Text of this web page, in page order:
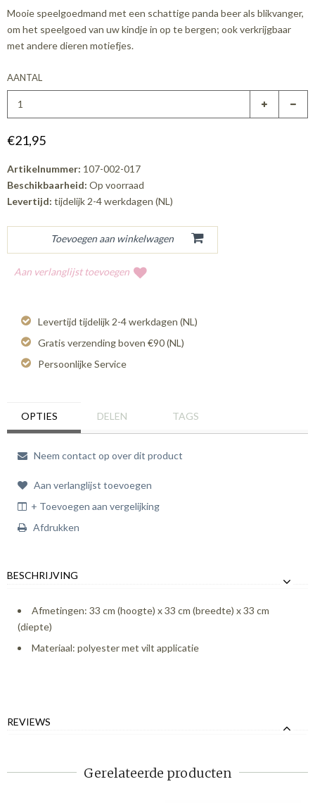
Mooie speelgoedmand met een schattige panda beer als blikvanger,
om het speelgoed van uw kindje in op te bergen; ook verkrijgbaar
met andere dieren motiefjes.
AANTAL
€21,95
Artikelnummer: 107-002-017
Beschikbaarheid: Op voorraad
Levertijd: tijdelijk 2-4 werkdagen (NL)
Aan verlanglijst toevoegen
Levertijd tijdelijk 2-4 werkdagen (NL)
Gratis verzending boven €90 (NL)
Persoonlijke Service
OPTIES DELEN TAGS
Neem contact op over dit product
Aan verlanglijst toevoegen
+ Toevoegen aan vergelijking
Afdrukken
BESCHRIJVING
Afmetingen: 33 cm (hoogte) x 33 cm (breedte) x 33 cm
(diepte)
Materiaal: polyester met vilt applicatie
REVIEWS
Gerelateerde producten